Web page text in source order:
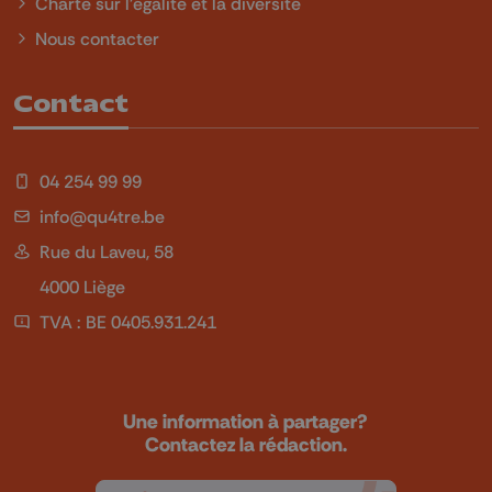
Nous contacter
Contact
04 254 99 99
info@qu4tre.be
Rue du Laveu, 58
4000 Liège
TVA : BE 0405.931.241
Une information à partager?
Contactez la rédaction.